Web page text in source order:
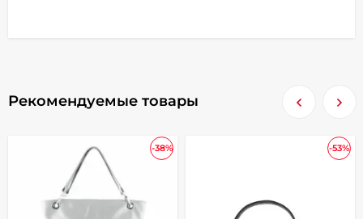
Рекомендуемые товары
-38% -53%